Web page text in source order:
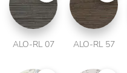
ALO-RL 07 ALO-RL 57